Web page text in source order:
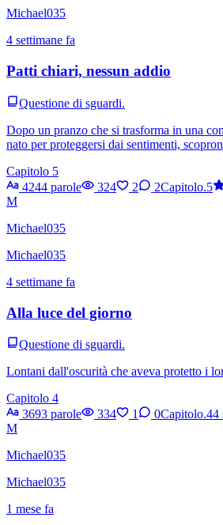
Michael035
4 settimane fa
Patti chiari, nessun addio
Questione di sguardi.
Dopo un pranzo che si trasforma in una
nato per proteggersi dai sentimenti,
Capitolo 5
4244 parole
324 2 2Capitolo.5
M
Michael035
Michael035
4 settimane fa
Alla luce del giorno
Questione di sguardi.
Lontani dall'oscurità che aveva protetto i
Capitolo 4
3693 parole
334 1 0Capitolo.44
M
Michael035
Michael035
1 mese fa